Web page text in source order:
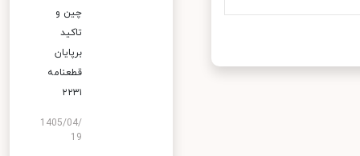
چین و
تاکید
برپایان
قطعنامه
۲۲۳۱
1405/04/
19